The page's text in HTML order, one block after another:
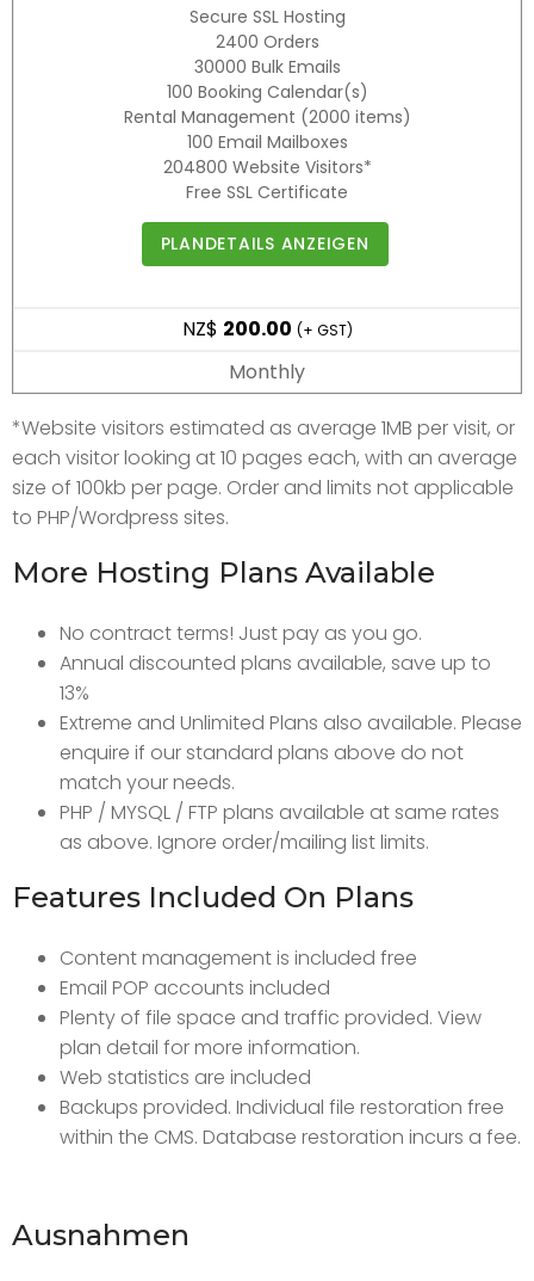
Secure SSL Hosting
2400 Orders
30000 Bulk Emails
100 Booking Calendar(s)
Rental Management (2000 items)
100 Email Mailboxes
204800 Website Visitors*
Free SSL Certificate
PLANDETAILS ANZEIGEN
NZ$ 200.00 (+ GST)
Monthly
*Website visitors estimated as average 1MB per visit, or
each visitor looking at 10 pages each, with an average
size of 100kb per page. Order and limits not applicable
to PHP/Wordpress sites.
More Hosting Plans Available
No contract terms! Just pay as you go.
Annual discounted plans available, save up to
13%
Extreme and Unlimited Plans also available. Please
enquire if our standard plans above do not
match your needs.
PHP / MYSQL / FTP plans available at same rates
as above. Ignore order/mailing list limits.
Features Included On Plans
Content management is included free
Email POP accounts included
Plenty of file space and traffic provided. View
plan detail for more information.
Web statistics are included
Backups provided. Individual file restoration free
within the CMS. Database restoration incurs a fee.
Ausnahmen